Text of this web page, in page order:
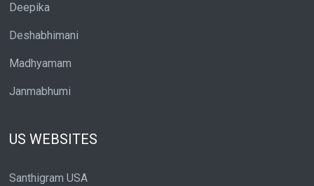
Deepika
Deshabhimani
Madhyamam
Janmabhumi
US WEBSITES
Santhigram USA